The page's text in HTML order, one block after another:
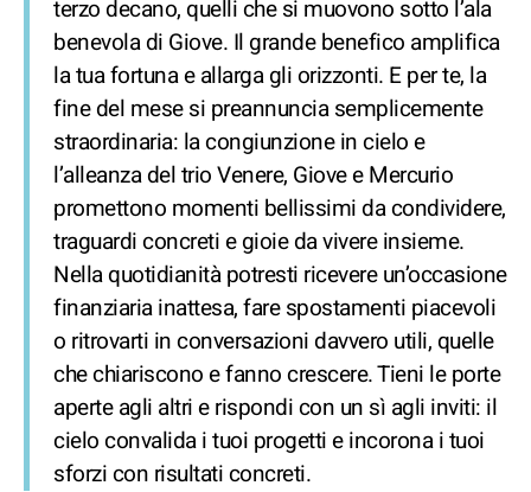
terzo decano, quelli che si muovono sotto l’ala
benevola di Giove. Il grande benefico amplifica
la tua fortuna e allarga gli orizzonti. E per te, la
fine del mese si preannuncia semplicemente
straordinaria: la congiunzione in cielo e
l’alleanza del trio Venere, Giove e Mercurio
promettono momenti bellissimi da condividere,
traguardi concreti e gioie da vivere insieme.
Nella quotidianità potresti ricevere un’occasione
finanziaria inattesa, fare spostamenti piacevoli
o ritrovarti in conversazioni davvero utili, quelle
che chiariscono e fanno crescere. Tieni le porte
aperte agli altri e rispondi con un sì agli inviti: il
cielo convalida i tuoi progetti e incorona i tuoi
sforzi con risultati concreti.